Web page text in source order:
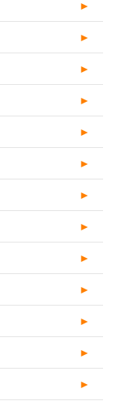
►
►
►
►
►
►
►
►
►
►
►
►
►